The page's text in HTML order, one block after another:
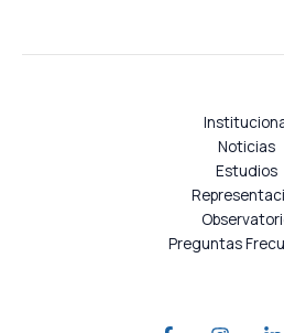
Noticias
Estudios
Preguntas